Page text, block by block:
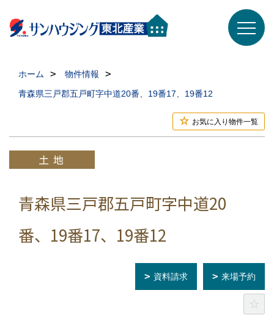
ホーム
物件情報
青森県三戸郡五戸町字中道20番、19番17、19番12
お気に入り物件一覧
青森県三戸郡五戸町字中道20
番、19番17、19番12
資料請求 来場予約